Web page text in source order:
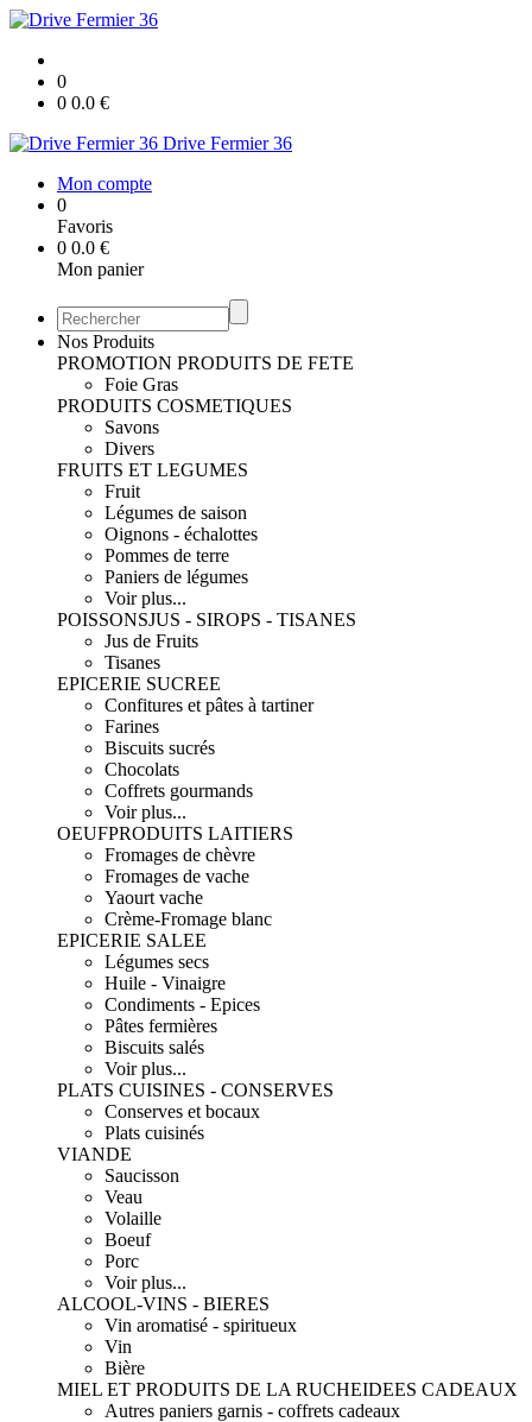
0
0 0.0 €
Drive Fermier 36
Mon compte
0
Favoris
0 0.0 €
Mon panier
Nos Produits
PROMOTION PRODUITS DE FETE
Foie Gras
PRODUITS COSMETIQUES
Savons
Divers
FRUITS ET LEGUMES
Fruit
Légumes de saison
Oignons - échalottes
Pommes de terre
Paniers de légumes
Voir plus...
POISSONSJUS - SIROPS - TISANES
Jus de Fruits
Tisanes
EPICERIE SUCREE
Confitures et pâtes à tartiner
Farines
Biscuits sucrés
Chocolats
Coffrets gourmands
Voir plus...
OEUFPRODUITS LAITIERS
Fromages de chèvre
Fromages de vache
Yaourt vache
Crème-Fromage blanc
EPICERIE SALEE
Légumes secs
Huile - Vinaigre
Condiments - Epices
Pâtes fermières
Biscuits salés
Voir plus...
PLATS CUISINES - CONSERVES
Conserves et bocaux
Plats cuisinés
VIANDE
Saucisson
Veau
Volaille
Boeuf
Porc
Voir plus...
ALCOOL-VINS - BIERES
Vin aromatisé - spiritueux
Vin
Bière
MIEL ET PRODUITS DE LA RUCHEIDEES CADEAUX
Autres paniers garnis - coffrets cadeaux